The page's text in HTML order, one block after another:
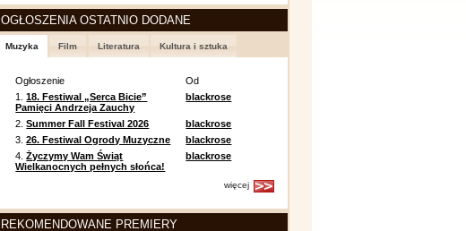
OGŁOSZENIA OSTATNIO DODANE
Muzyka Film Literatura Kultura i sztuka
Ogłoszenie
Od
1.18. Festiwal „Serca Bicie”
Pamięci Andrzeja Zauchy
blackrose
2.Summer Fall Festival 2026
blackrose
3.26. Festiwal Ogrody Muzyczne
blackrose
4.Życzymy Wam Świąt
Wielkanocnych pełnych słońca!
blackrose
więcej
REKOMENDOWANE PREMIERY